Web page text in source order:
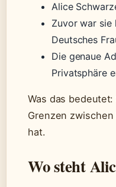
Alice
Zuvor war sie
Deutsches
Die genaue
Privatsphäre
Was das
Grenzen
hat.
Wo steht